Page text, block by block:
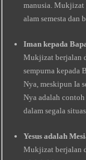
manusia. Mukjizat
alam semesta dan
Iman kepada
Mukjizat berjalan
sempurna kepada
Nya, meskipun Ia
Nya adalah
dalam segala
Yesus adalah
Mukjizat berjalan